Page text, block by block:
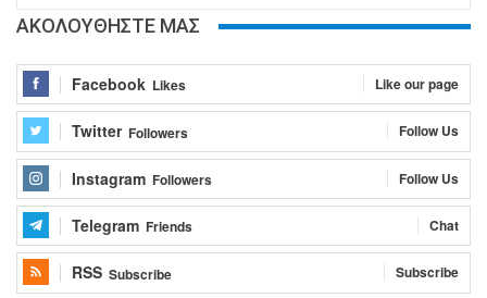
ΑΚΟΛΟΥΘΗΣΤΕ ΜΑΣ
Facebook Likes Like our page
Twitter Followers Follow Us
Instagram Followers Follow Us
Telegram Friends Chat
RSS Subscribe Subscribe